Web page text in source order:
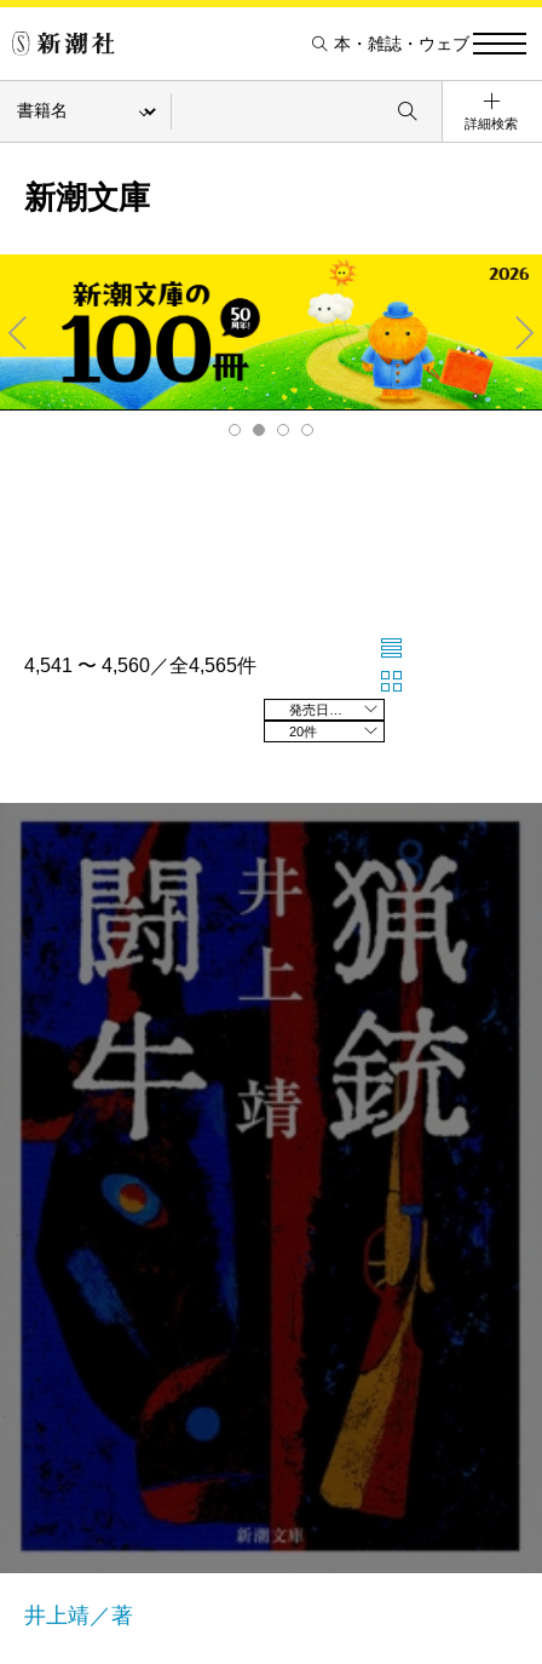
本・雑誌・ウェブ
詳細検索
新潮文庫
Pre
v
Ne
xt
4,541 〜 4,560／全4,565件
20件
井上靖／著